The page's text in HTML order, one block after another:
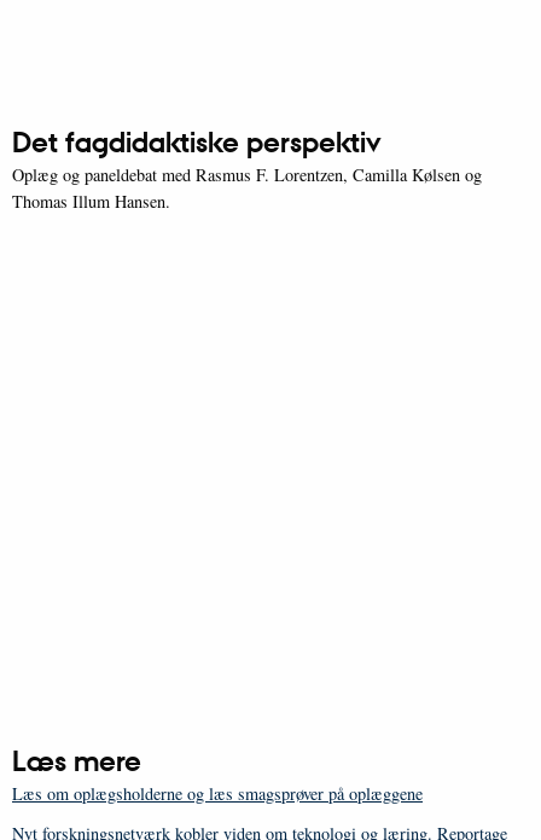
Det fagdidaktiske perspektiv
Oplæg og paneldebat med Rasmus F. Lorentzen, Camilla Kølsen og
Thomas Illum Hansen.
Læs mere
Læs om oplægsholderne og læs smagsprøver på oplæggene
Nyt forskningsnetværk kobler viden om teknologi og læring. Reportage